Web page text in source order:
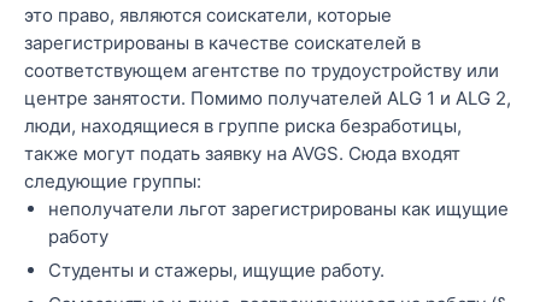
это право, являются соискатели, которые
зарегистрированы в качестве соискателей в
соответствующем агентстве по трудоустройству или
центре занятости. Помимо получателей ALG 1 и ALG 2,
люди, находящиеся в группе риска безработицы,
также могут подать заявку на AVGS. Сюда входят
следующие группы:
неполучатели льгот зарегистрированы как ищущие
работу
Студенты и стажеры, ищущие работу.